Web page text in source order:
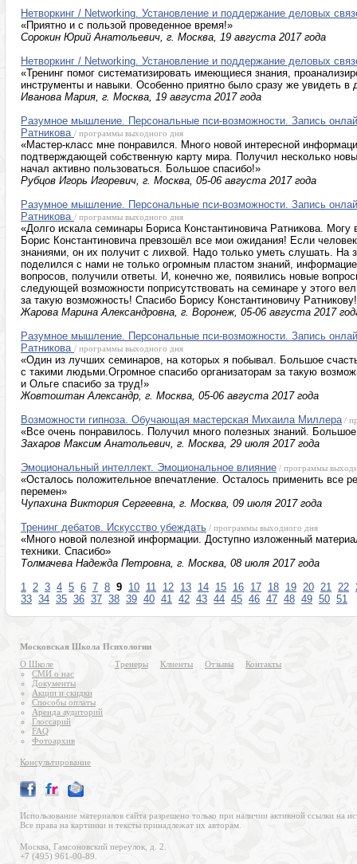
Нетворкинг / Networking. Установление и поддержание деловых
«Приятно и с пользой проведенное время!»
Сорокин Юрий Анатольевич, г. Москва, 19 августа 2017 года
Нетворкинг / Networking. Установление и поддержание деловых
«Тренинг помог систематизировать имеющиеся знания,
инструменты и навыки. Особенно приятно было сразу же увидеть в
Иванова Мария, г. Москва, 19 августа 2017 года
Разумное мышление. Персональные пси-возможности. Запись
Ратникова / программы выходного дня
«Мастер-класс мне понравился. Много новой интересной
подтверждающей собственную карту мира. Получил несколько
начал активно пользоваться. Большое спасибо!»
Рубцов Игорь Игоревич, г. Москва, 05-06 августа 2017 года
Разумное мышление. Персональные пси-возможности. Запись
Ратникова / программы выходного дня
«Долго искала семинары Бориса Константиновича Ратникова. Могу
Борис Константиновича превзошёл все мои ожидания! Если
знаниями, он их получит с лихвой. Надо только уметь слушать. На
поделился с нами не только огромным пластом знаний,
вопросов, получили ответы. И, конечно же, появились новые
следующей возможности поприсутствовать на семинаре у этого
за такую возможность! Спасибо Борису Константиновичу
Жарова Марина Александровна, г. Воронеж, 05-06 августа 2017
Разумное мышление. Персональные пси-возможности. Запись
Ратникова / программы выходного дня
«Один из лучших семинаров, на которых я побывал. Большое
с такими людьми.Огромное спасибо организаторам за такую
и Ольге спасибо за труд!»
Жовтоштан Александр, г. Москва, 05-06 августа 2017 года
Возможности гипноза. Обучающая мастерская Михаила Миллера /
«Все очень понравилось. Получил много полезных знаний.
Захаров Максим Анатольевич, г. Москва, 29 июля 2017 года
Эмоциональный интеллект. Эмоциональное влияние / программы
«Осталось положительное впечатление. Осталось применить все
перемен»
Чупахина Виктория Сергеевна, г. Москва, 09 июля 2017 года
Тренинг дебатов. Искусство убеждать / программы выходного дня
«Много новой полезной информации. Доступно изложенный
техники. Спасибо»
Толмачева Надежда Петровна, г. Москва, 08 июля 2017 года
1 2 3 4 5 6 7 8 9 10 11 12 13 14 15 16 17 18 19 20 21 22
33 34 35 36 37 38 39 40 41 42 43 44 45 46 47 48 49 50 51
Московская Школа Психологии
О Школе
СМИ о нас
Документы
Акции и скидки
Способы оплаты
Аренда аудиторий
Глоссарий
FAQ
Фотоархив
Тренеры Клиенты Отзывы Контакты
Консультирование
Использование материалов сайта разрешено только при наличии активной ссылки на
Все права на картинки и тексты принадлежат их авторам.
Москва, Гамсоновский переулок, д. 2.
+7 (495) 961-00-89.